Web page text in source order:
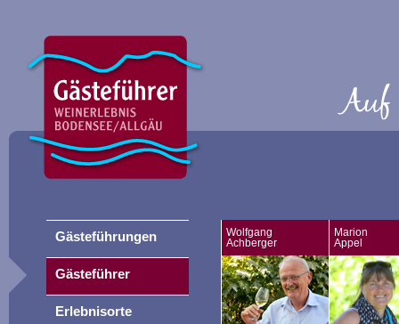
Wolfgang
Achberger
Marion
Appel
Gästeführungen
Gästeführer
Erlebnisorte